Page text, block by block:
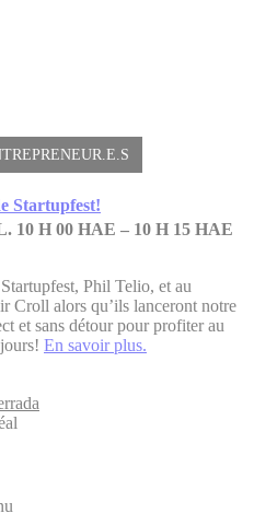
Startupfest!
10 H 00 HAE – 10 H 15 HAE
Phil Telio, et au
Croll alors qu’ils lanceront notre
et sans détour pour profiter au
En savoir plus.